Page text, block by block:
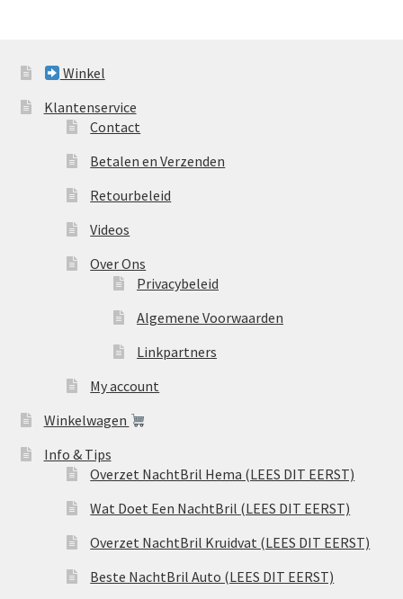
Winkel
Klantenservice
Contact
Betalen en Verzenden
Retourbeleid
Videos
Over Ons
Privacybeleid
Algemene Voorwaarden
Linkpartners
My account
Winkelwagen
Info & Tips
Overzet NachtBril Hema (LEES DIT EERST)
Wat Doet Een NachtBril (LEES DIT EERST)
Overzet NachtBril Kruidvat (LEES DIT EERST)
Beste NachtBril Auto (LEES DIT EERST)